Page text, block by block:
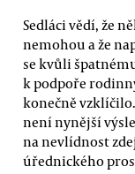
Sedláci vědí, že
nemohou a že
se kvůli
k podpoře
konečně
není nynější
na nevlídnost
úřednického